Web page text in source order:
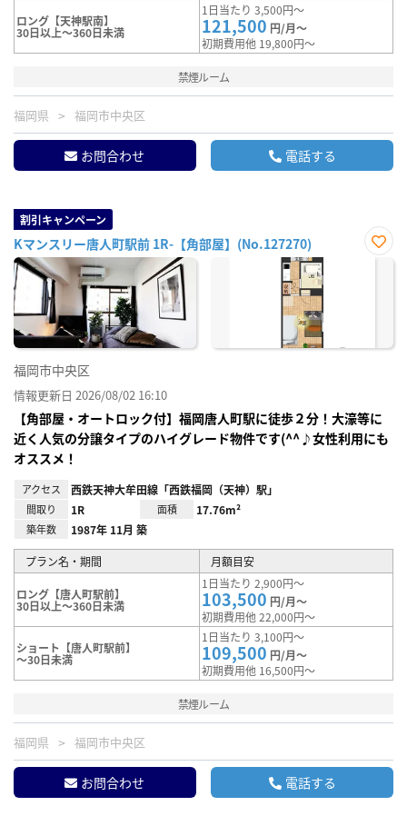
ロング【天神駅南】
30日以上～360日未満
1日当たり 3,500円～
121,500 円/月～
初期費用他 19,800円～
禁煙ルーム
福岡県 福岡市中央区
お問合わせ 電話する
割引キャンペーン
Kマンスリー唐人町駅前 1R-【角部屋】(No.127270)
お気
福岡市中央区
情報更新日 2026/08/02 16:10
【角部屋・オートロック付】福岡唐人町駅に徒歩２分！大濠等に
近く人気の分譲タイプのハイグレード物件です(^^♪女性利用にも
オススメ！
アクセス 西鉄天神大牟田線「西鉄福岡（天神）駅」
間取り 1R 面積 17.76m²
築年数 1987年 11月 築
プラン名・期間 月額目安
ロング【唐人町駅前】
30日以上～360日未満
1日当たり 2,900円～
103,500 円/月～
初期費用他 22,000円～
ショート【唐人町駅前】
～30日未満
1日当たり 3,100円～
109,500 円/月～
初期費用他 16,500円～
禁煙ルーム
福岡県 福岡市中央区
お問合わせ 電話する